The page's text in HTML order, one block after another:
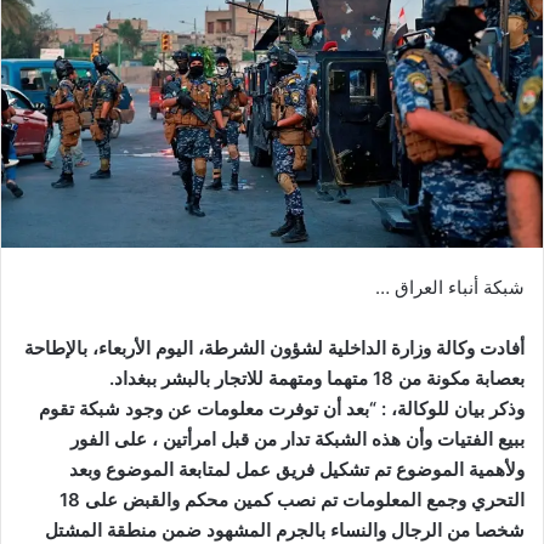
شبكة أنباء العراق …
أفادت وكالة وزارة الداخلية لشؤون الشرطة، اليوم الأربعاء، بالإطاحة
بعصابة مكونة من 18 متهما ومتهمة للاتجار بالبشر ببغداد.
وذكر بيان للوكالة، : “بعد أن توفرت معلومات عن وجود شبكة تقوم
ببيع الفتيات وأن هذه الشبكة تدار من قبل امرأتين ، على الفور
ولأهمية الموضوع تم تشكيل فريق عمل لمتابعة الموضوع وبعد
التحري وجمع المعلومات تم نصب كمين محكم والقبض على 18
شخصا من الرجال والنساء بالجرم المشهود ضمن منطقة المشتل